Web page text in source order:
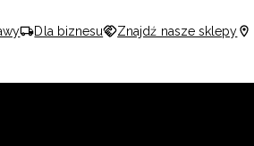
Dla biznesu Znajdź nasze sklepy